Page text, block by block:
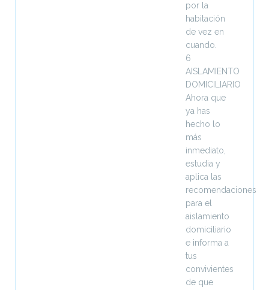
por la
habitación
de vez en
cuando.
6
AISLAMIENTO
DOMICILIARIO
Ahora que
ya has
hecho lo
más
inmediato,
estudia y
aplica las
recomendaciones
para el
aislamiento
domiciliario
e informa a
tus
convivientes
de que